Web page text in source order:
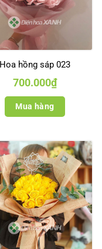
Hoa hồng sáp 023
700.000₫
Mua hàng